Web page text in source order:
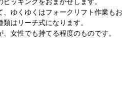
ッキングをおまかせします。
、ゆくゆくはフォークリフト作業もお
はリーチ式になります。
女性でも持てる程度のものです。